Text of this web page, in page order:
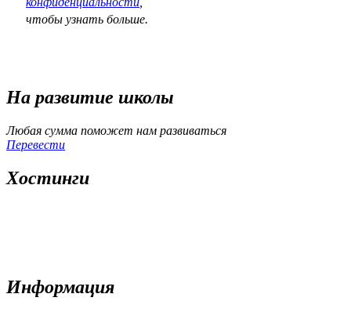
чтобы узнать больше.
На развитие школы
Любая сумма поможет нам развиваться
Перевести
Хостинги
Информация